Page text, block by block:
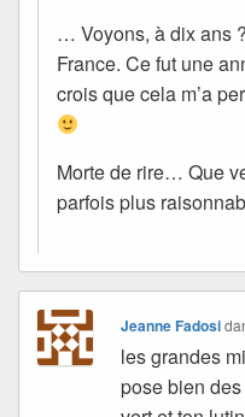
… Voyons, à dix ans
France. Ce fut une
crois que cela m’a
Morte de rire… Que
parfois plus
Jeanne Fadosi
les grandes
pose bien